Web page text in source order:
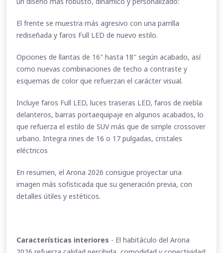
El frente se muestra más agresivo con una parrilla
rediseñada y faros Full LED de nuevo estilo.
Opciones de llantas de 16″ hasta 18″ según acabado, así
como nuevas combinaciones de techo a contraste y
esquemas de color que refuerzan el carácter visual.
Incluye faros Full LED, luces traseras LED, faros de niebla
delanteros, barras portaequipaje en algunos acabados, lo
que refuerza el estilo de SUV más que de simple crossover
urbano. Integra rines de 16 o 17 pulgadas, cristales
eléctricos
En resumen, el Arona 2026 consigue proyectar una
imagen más sofisticada que su generación previa, con
detalles útiles y estéticos.
Características interiores - El habitáculo del Arona